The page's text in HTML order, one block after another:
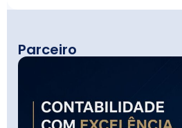
Parceiro